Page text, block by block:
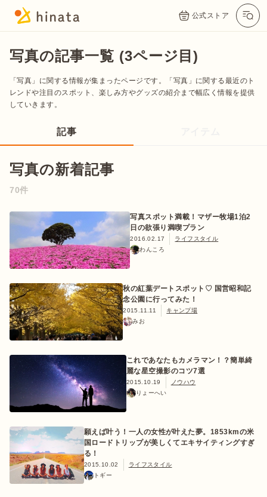
公式ストア
写真の記事一覧 (3ページ目)
「写真」に関する情報が集まったページです。「写真」に関する最近のト
レンドや注目のスポット、楽しみ方やグッズの紹介まで幅広く情報を提供
していきます。
記事
写真の新着記事
70件
写真スポット満載！マザー牧場1泊2
日の欲張り満喫プラン
2016.02.17
ライフスタイル
わんころ
秋の紅葉デートスポット♡ 国営昭和記
念公園に行ってみた！
2015.11.11
キャンプ場
みお
これであなたもカメラマン！？簡単綺
麗な星空撮影のコツ7選
2015.10.19
ノウハウ
りょーへい
願えば叶う！一人の女性が叶えた夢。1853kmの米
国ロードトリップが美しくてエキサイティングすぎ
る！
2015.10.02
ライフスタイル
トギー
公式App Twitter
公式オンラインストア
おすすめ特集
キャンプ用品
キャンプ場
料理
how to